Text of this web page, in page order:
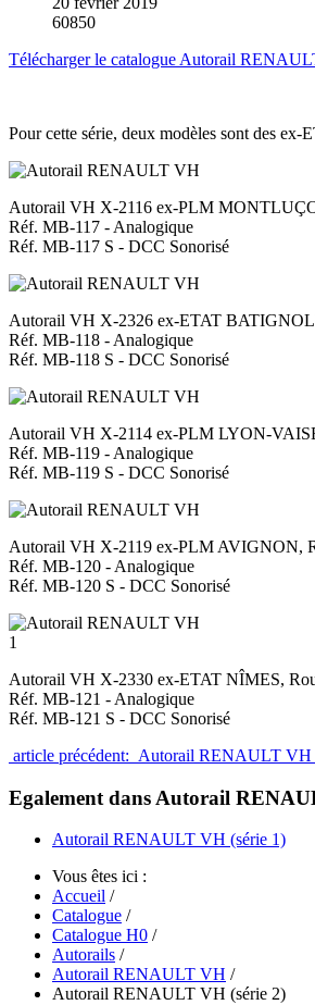
60850
Télécharger le catalogue Autorail
Pour cette série, deux modèles sont des
Autorail VH X-2116 ex-PLM
Réf. MB-117 - Analogique
Réf. MB-117 S - DCC Sonorisé
Autorail VH X-2326 ex-ETAT
Réf. MB-118 - Analogique
Réf. MB-118 S - DCC Sonorisé
Autorail VH X-2114 ex-PLM LYON-
Réf. MB-119 - Analogique
Réf. MB-119 S - DCC Sonorisé
Autorail VH X-2119 ex-PLM AVIGNON,
Réf. MB-120 - Analogique
Réf. MB-120 S - DCC Sonorisé
1
Autorail VH X-2330 ex-ETAT NÎMES,
Réf. MB-121 - Analogique
Réf. MB-121 S - DCC Sonorisé
article précédent: Autorail RENAULT VH
Egalement dans Autorail
Autorail RENAULT VH (série 1)
Vous êtes ici :
Accueil /
Catalogue /
Catalogue H0 /
Autorails /
Autorail RENAULT VH /
Autorail RENAULT VH (série 2)